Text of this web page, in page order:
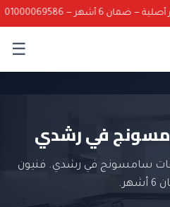
6 أشهر — 01000069586
☰
في رشدي
سامسونج في رشدي. فنيون